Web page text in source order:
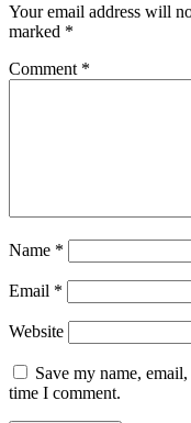
Your email address will
marked *
Comment *
Name *
Email *
Website
Save my name,
time I comment.